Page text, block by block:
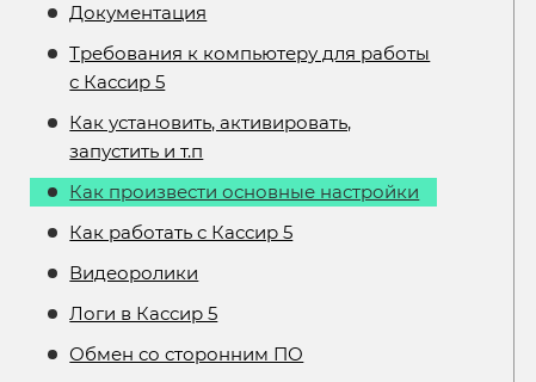
Документация
Требования к компьютеру для работы
с Кассир 5
Как установить, активировать,
запустить и т.п
Как произвести основные настройки
Как работать с Кассир 5
Видеоролики
Логи в Кассир 5
Обмен со сторонним ПО